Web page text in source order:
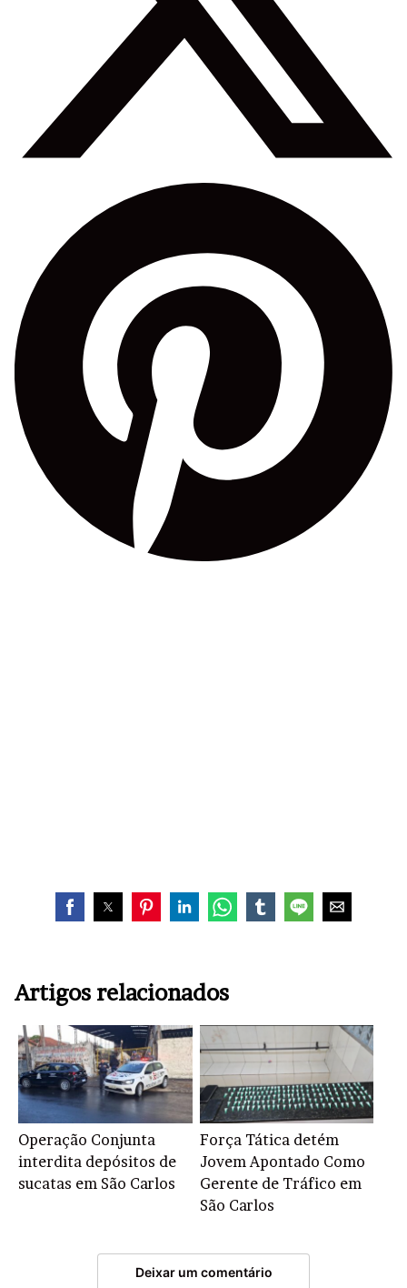
Artigos relacionados
Operação Conjunta
interdita depósitos de
sucatas em São Carlos
Força Tática detém
Jovem Apontado Como
Gerente de Tráfico em
São Carlos
Deixar um comentário